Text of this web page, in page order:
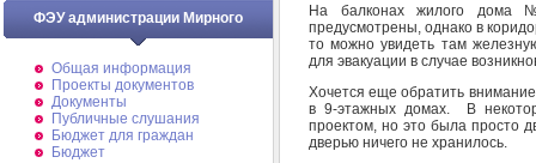
ФЭУ администрации Мирного
Общая информация
Проекты документов
Документы
Публичные слушания
Бюджет для граждан
Бюджет
На балконах жилого
предусмотрены, однако в
то можно увидеть там
для эвакуации в случае
Хочется еще обратить
в 9-этажных домах. В
проектом, но это была просто
дверью ничего не хранилось.